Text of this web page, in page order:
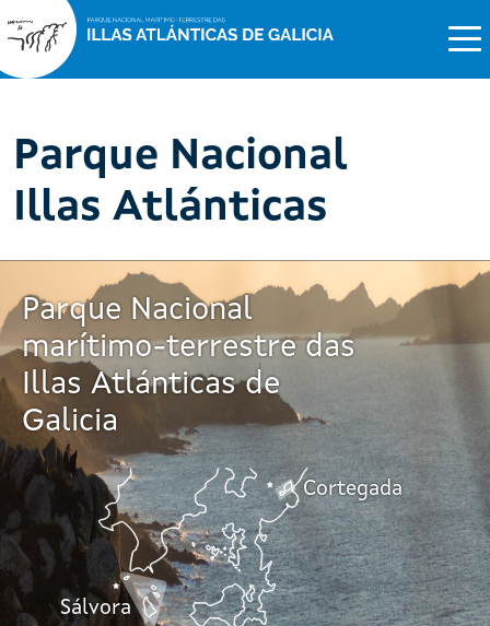
Parque Nacional
Illas Atlánticas
Parque Nacional
marítimo-terrestre das
Illas Atlánticas de
Galicia
Cortegada
Sálvora